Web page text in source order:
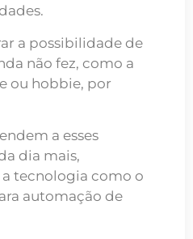
a possibilidade de
não fez, como a
ou hobbie, por
a esses
dia mais,
tecnologia como o
automação de